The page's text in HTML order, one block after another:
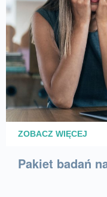
ZOBACZ WIĘCEJ
Pakiet badań